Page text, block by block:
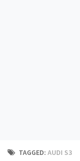
Technika jazdy
TAGGED: AUDI S3